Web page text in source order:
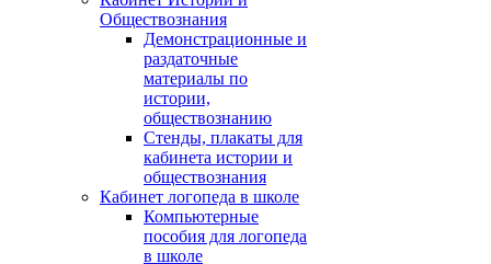
Обществознания
Демонстрационные и
раздаточные
материалы по
истории,
обществознанию
Стенды, плакаты для
кабинета истории и
обществознания
Кабинет логопеда в школе
Компьютерные
пособия для логопеда
в школе